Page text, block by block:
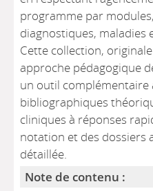
programme par
diagnostiques, maladies
Cette collection,
approche pédagogique
un outil complémentaire
bibliographiques
cliniques à réponses
notation et des dossiers
détaillée.
Note de contenu :